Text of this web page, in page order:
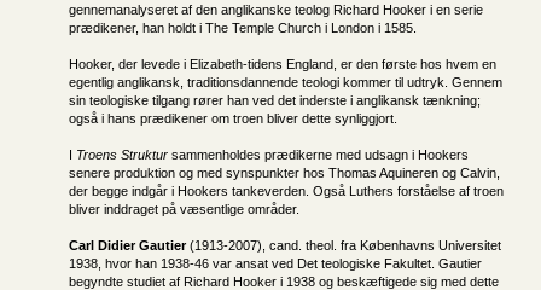
gennemanalyseret af den anglikanske teolog Richard Hooker i en serie
prædikener, han holdt i The Temple Church i London i 1585.
Hooker, der levede i Elizabeth-tidens England, er den første hos hvem en
egentlig anglikansk, traditionsdannende teologi kommer til udtryk. Gennem
sin teologiske tilgang rører han ved det inderste i anglikansk tænkning;
også i hans prædikener om troen bliver dette synliggjort.
I Troens Struktur sammenholdes prædikerne med udsagn i Hookers
senere produktion og med synspunkter hos Thomas Aquineren og Calvin,
der begge indgår i Hookers tankeverden. Også Luthers forståelse af troen
bliver inddraget på væsentlige områder.
Carl Didier Gautier(1913-2007), cand. theol. fra Københavns Universitet
1938, hvor han 1938-46 var ansat ved Det teologiske Fakultet. Gautier
begyndte studiet af Richard Hooker i 1938 og beskæftigede sig med dette